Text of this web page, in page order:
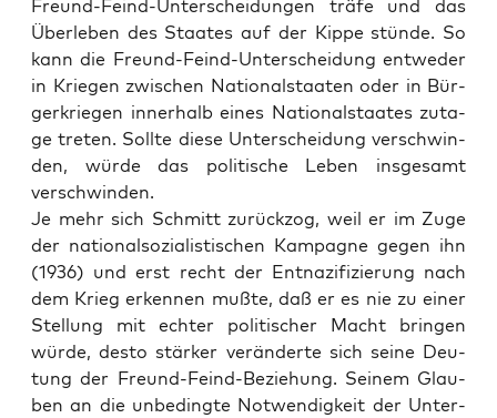
Freund-Feind-Unter­schei­dun­gen trä­fe und das
Über­le­ben des Staa­tes auf der Kip­pe stün­de. So
kann die Freund-Feind-Unter­schei­dung ent­we­der
in Krie­gen zwi­schen Natio­nal­staa­ten oder in Bür­
ger­krie­gen inner­halb eines Natio­nal­staa­tes zuta­
ge tre­ten. Soll­te die­se Unter­schei­dung ver­schwin­
den, wür­de das poli­ti­sche Leben ins­ge­samt
verschwinden.
Je mehr sich Schmitt zurück­zog, weil er im Zuge
der natio­nal­so­zia­lis­ti­schen Kam­pa­gne gegen ihn
(1936) und erst recht der Ent­na­zi­fi­zie­rung nach
dem Krieg erken­nen muß­te, daß er es nie zu einer
Stel­lung mit ech­ter poli­ti­scher Macht brin­gen
wür­de, des­to stär­ker ver­än­der­te sich sei­ne Deu­
tung der Freund-Feind-Bezie­hung. Sei­nem Glau­
ben an die unbe­ding­te Not­wen­dig­keit der Unter­